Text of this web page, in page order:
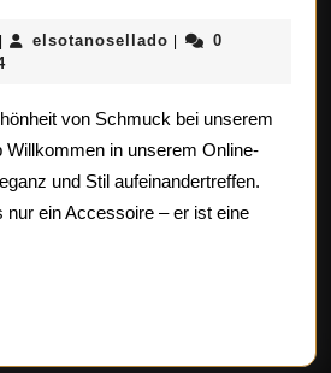
17
| elsotanosellado elsotanosellado
|
0
von Schmuck bei unserem
in unserem Online-
und Stil aufeinandertreffen.
ein Accessoire – er ist eine